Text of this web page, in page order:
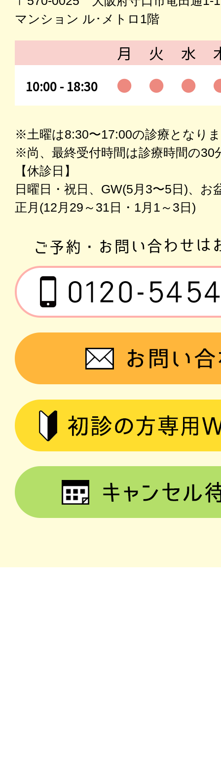
マンション ル･メトロ1階
月 火 水
10:00 - 18:30 ● ● ●
※土曜は8:30〜17:00の診療となり
※尚、最終受付時間は診療時間の30
【休診日】
日曜日・祝日、GW(5月3〜5日)、お
正月(12月29～31日・1月1～3日)